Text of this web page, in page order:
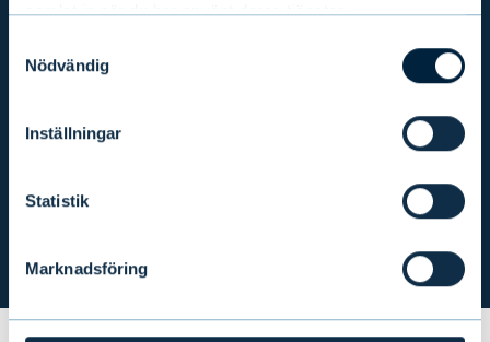
samlat in när du har använt deras tjänster.
Nödvändig
Inställningar
Statistik
Marknadsföring
en bred förståelse, nyfikenhet
och stark framförhållning."
Maunu Lehtimäki, verkställande direktör, Evli